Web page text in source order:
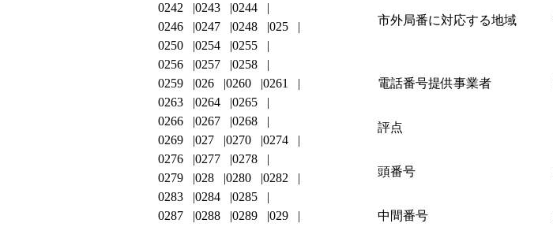
市外局番に対応する地域
電話番号提供事業者
評点
頭番号
中間番号
0242
0243
0244
0246
0247 0248
025
0250
0254
0255
0256
0257
0258
0259
026 0260
0261
0263
0264
0265
0266
0267
0268
0269
027 0270
0274
0276
0277
0278
0279
028 0280
0282
0283
0284
0285
0287
0288 0289
029